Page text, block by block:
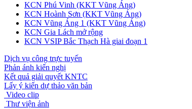
KCN Phú Vinh (KKT Vũng Áng)
KCN Hoành Sơn (KKT Vũng Áng)
KCN Vũng Áng 1 (KKT Vũng Áng)
KCN Gia Lách mở rộng
KCN VSIP Bắc Thạch Hà giai đoạn 1
Dịch vụ công trực tuyến
Phản ánh kiến nghị
Kết quả giải quyết KNTC
Lấy ý kiến dự thảo văn bản
Video clip
Thư viện ảnh